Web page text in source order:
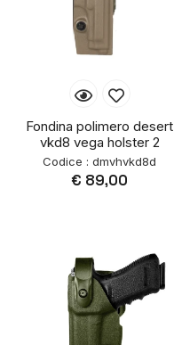
Fondina polimero desert
vkd8 vega holster 2
Codice : dmvhvkd8d
€ 89,00